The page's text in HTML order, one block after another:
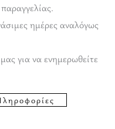
ημέρες αναλόγως
για να ενημερωθείτε